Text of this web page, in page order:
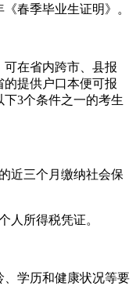
春季毕业生证明》。
在省内跨市、县报
提供户口本便可报
3个条件之一的考生
三个月缴纳社会保
所得税凭证。
学历和健康状况等要